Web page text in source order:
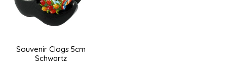
Souvenir Clogs 5cm
Schwartz